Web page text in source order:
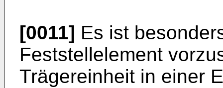
[0011] Es ist
Feststellelement
Trägereinheit in einer